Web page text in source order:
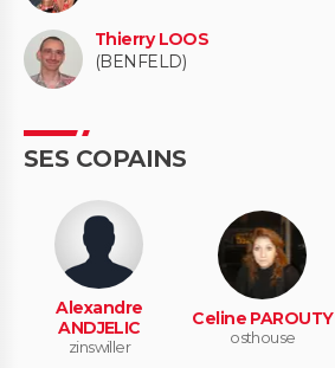
Thierry LOOS
(BENFELD)
SES COPAINS
Alexandre
ANDJELIC
zinswiller
Celine PAROUTY
osthouse